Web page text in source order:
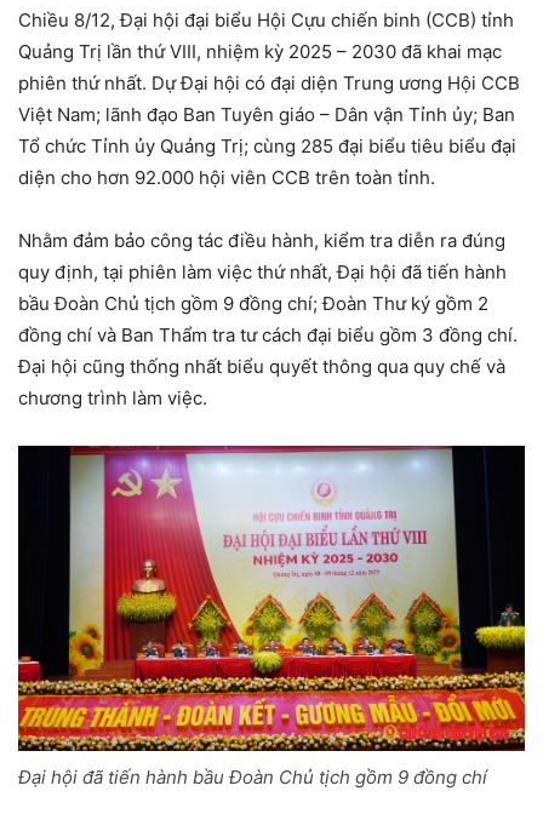
Chiều 8/12, Đại hội đại biểu Hội Cựu chiến binh (CCB) tỉnh
Quảng Trị lần thứ VIII, nhiệm kỳ 2025 – 2030 đã khai mạc
phiên thứ nhất. Dự Đại hội có đại diện Trung ương Hội CCB
Việt Nam; lãnh đạo Ban Tuyên giáo – Dân vận Tỉnh ủy; Ban
Tổ chức Tỉnh ủy Quảng Trị; cùng 285 đại biểu tiêu biểu đại
diện cho hơn 92.000 hội viên CCB trên toàn tỉnh.
Nhằm đảm bảo công tác điều hành, kiểm tra diễn ra đúng
quy định, tại phiên làm việc thứ nhất, Đại hội đã tiến hành
bầu Đoàn Chủ tịch gồm 9 đồng chí; Đoàn Thư ký gồm 2
đồng chí và Ban Thẩm tra tư cách đại biểu gồm 3 đồng chí.
Đại hội cũng thống nhất biểu quyết thông qua quy chế và
chương trình làm việc.
Đại hội đã tiến hành bầu Đoàn Chủ tịch gồm 9 đồng chí